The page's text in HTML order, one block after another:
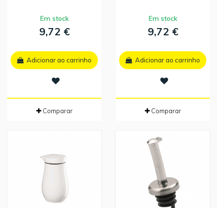
Em stock
9,72 €
Adicionar ao carrinho
Comparar
Em stock
9,72 €
Adicionar ao carrinho
Comparar